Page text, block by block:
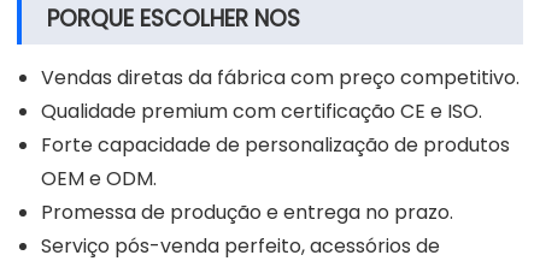
PORQUE ESCOLHER NOS
Vendas diretas da fábrica com preço competitivo.
Qualidade premium com certificação CE e ISO.
Forte capacidade de personalização de produtos
OEM e ODM.
Promessa de produção e entrega no prazo.
Serviço pós-venda perfeito, acessórios de